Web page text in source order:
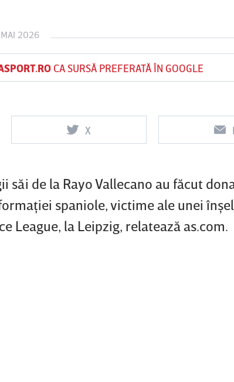
MAI 2026
CA SURSĂ PREFERATĂ ÎN GOOGLE
X
săi de la Rayo Vallecano au făcut
spaniole, victime ale unei
League, la Leipzig, relatează as.com.
Vs
FCSB UTA Arad
Vs
Rapid